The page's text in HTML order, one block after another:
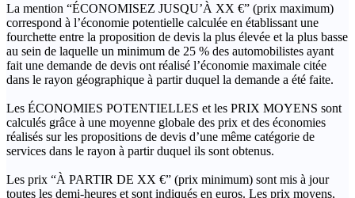
La mention “ÉCONOMISEZ JUSQU’À XX €” (prix maximum)
correspond à l’économie potentielle calculée en établissant une
fourchette entre la proposition de devis la plus élevée et la plus basse
au sein de laquelle un minimum de 25 % des automobilistes ayant
fait une demande de devis ont réalisé l’économie maximale citée
dans le rayon géographique à partir duquel la demande a été faite.
Les ÉCONOMIES POTENTIELLES et les PRIX MOYENS sont
calculés grâce à une moyenne globale des prix et des économies
réalisés sur les propositions de devis d’une même catégorie de
services dans le rayon à partir duquel ils sont obtenus.
Les prix “À PARTIR DE XX €” (prix minimum) sont mis à jour
toutes les demi-heures et sont indiqués en euros. Les prix moyens,